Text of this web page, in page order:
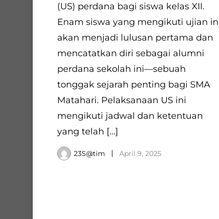
(US) perdana bagi siswa kelas XII.
Enam siswa yang mengikuti ujian
akan menjadi lulusan pertama dan
mencatatkan diri sebagai alumni
perdana sekolah ini—sebuah
tonggak sejarah penting bagi SMA
Matahari. Pelaksanaan US ini
mengikuti jadwal dan ketentuan
yang telah […]
23S@tim April 9, 2025